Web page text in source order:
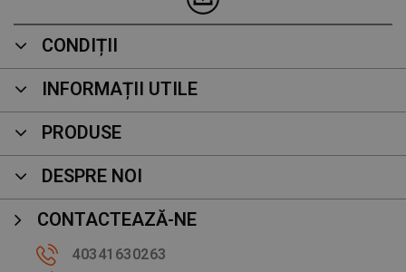
CONDIȚII
INFORMAȚII UTILE
PRODUSE
DESPRE NOI
CONTACTEAZĂ-NE
40341630263